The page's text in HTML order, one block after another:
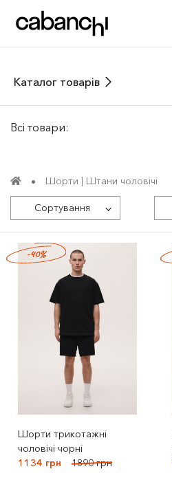
Каталог товарів
Всі товари:
Шорти | Штани чоловічі
Сортування
Шорти трикотажні
чоловічі чорні
1134 грн
1890 грн
-40%